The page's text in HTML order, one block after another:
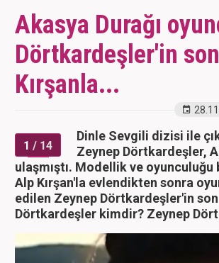
Akasya Durağı
Dörtkardeşler'in
Kırşanla...
1 / 14
Dinle Sevgili dizisi ile
Zeynep Dörtkardeşler,
ulaşmıştı. Modellik ve
Alp Kırşan'la evlendikten sonra
edilen Zeynep Dörtkardeşler'in
Dörtkardeşler kimdir? Zeynep